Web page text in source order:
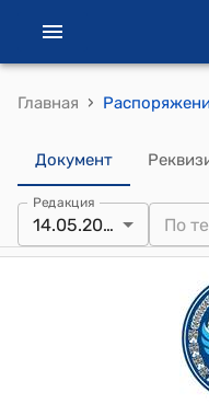
Главная ›
Документ
Редакция
14.05.2014